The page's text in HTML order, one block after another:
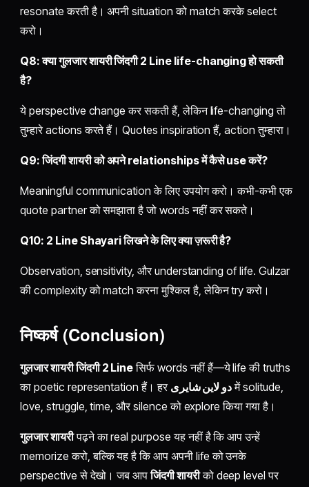
resonate करती है। अपनी situation को match करके select
करो।
Q8: क्या गुलजार शायरी जिंदगी 2 Line life-changing हो सकती
है?
ये perspective change कर सकती हैं, लेकिन life-changing तो
तुम्हारे actions करते हैं। Quotes inspiration हैं, action तुम्हारा।
Q9: जिंदगी शायरी को अपने relationships में कैसे use करें?
Meaningful communication के लिए उपयोग करो। कभी-कभी एक
quote partner को समझाता है जो words नहीं कर सकते।
Q10: 2 Line Shayari लिखने के लिए क्या ज़रूरी है?
Observation, sensitivity, और understanding of life. Gulzar
की complexity को match करना मुश्किल है, लेकिन try करो।
निष्कर्ष (Conclusion)
गुलजार शायरी जिंदगी 2 Lineसिर्फ words नहीं हैं—ये life की truths
का poetic representation हैं। हर دو لاين شایریमें solitude,
love, struggle, time, और silence को explore किया गया है।
गुलजार शायरीपढ़ने का real purpose यह नहीं है कि आप उन्हें
memorize करो, बल्कि यह है कि आप अपनी life को उनके
perspective से देखो। जब आपजिंदगी शायरीको deep level पर